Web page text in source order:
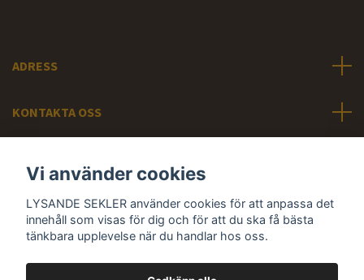
ADRESS
KONTAKTA OSS
Sociala medier
Vi använder cookies
LYSANDE SEKLER använder cookies för att anpassa det
innehåll som visas för dig och för att du ska få bästa
tänkbara upplevelse när du handlar hos oss.